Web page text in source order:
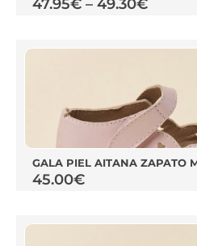
47.95€ – 49.30€
GALA PIEL AITANA ZAPATO
45.00€